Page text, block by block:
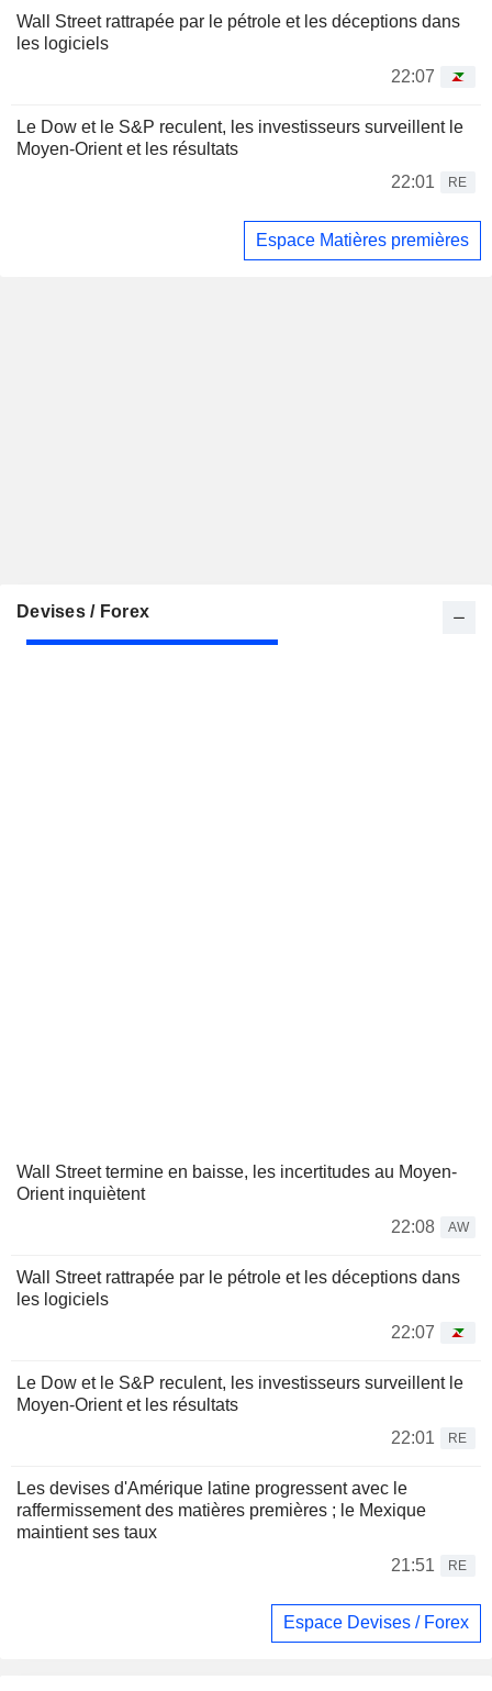
Wall Street rattrapée par le pétrole et les déceptions dans
les logiciels
22:07
Le Dow et le S&P reculent, les investisseurs surveillent le
Moyen-Orient et les résultats
22:01
RE
Espace Matières premières
Devises / Forex
Wall Street termine en baisse, les incertitudes au Moyen-
Orient inquiètent
22:08
AW
Wall Street rattrapée par le pétrole et les déceptions dans
les logiciels
22:07
Le Dow et le S&P reculent, les investisseurs surveillent le
Moyen-Orient et les résultats
22:01
RE
Les devises d'Amérique latine progressent avec le
raffermissement des matières premières ; le Mexique
maintient ses taux
21:51
RE
Espace Devises / Forex